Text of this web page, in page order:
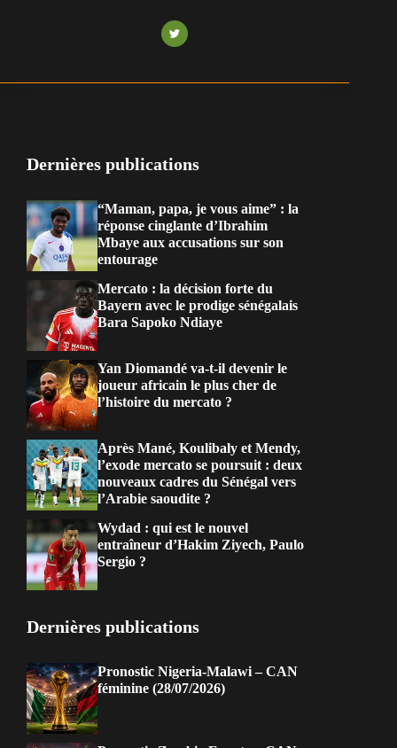
Dernières publications
“Maman, papa, je vous aime” : la
réponse cinglante d’Ibrahim
Mbaye aux accusations sur son
entourage
Mercato : la décision forte du
Bayern avec le prodige sénégalais
Bara Sapoko Ndiaye
Yan Diomandé va-t-il devenir le
joueur africain le plus cher de
l’histoire du mercato ?
Après Mané, Koulibaly et Mendy,
l’exode mercato se poursuit : deux
nouveaux cadres du Sénégal vers
l’Arabie saoudite ?
Wydad : qui est le nouvel
entraîneur d’Hakim Ziyech, Paulo
Sergio ?
Dernières publications
Pronostic Nigeria-Malawi – CAN
féminine (28/07/2026)